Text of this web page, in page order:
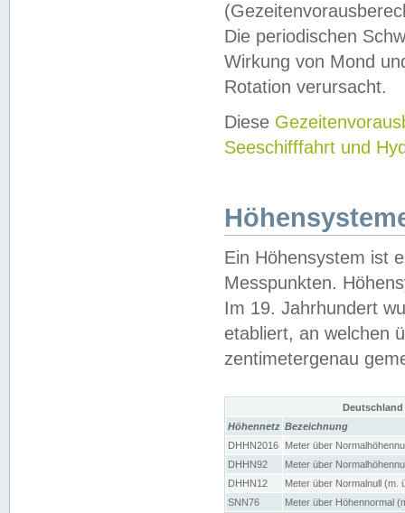
Die periodischen
Wirkung von Mond
Rotation verursacht.
Diese
Seeschifffahrt und
Ein Höhensystem ist
Messpunkten.
Im 19. Jahrhundert
etabliert, an welchen
zentimetergenau
Höhennetz Bezeichnung
DHHN2016
Meter über
DHHN92
Meter über
DHHN12
Meter über Normalnull (m.
SNN76
Meter über Höhennormal